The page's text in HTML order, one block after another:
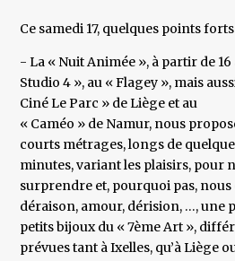
Ce samedi 17, quelques points forts
- La « Nuit Animée », à partir de 16
Studio 4 », au « Flagey », mais
Ciné Le Parc » de Liège et au
« Caméo » de Namur, nous
courts métrages, longs de
minutes, variant les plaisirs, pour
surprendre et, pourquoi pas,
déraison, amour, dérision, …, une
petits bijoux du « 7ème Art »,
prévues tant à Ixelles, qu’à Liège